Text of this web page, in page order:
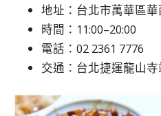
地址：台北市萬華區華
時間：11:00–20:00
電話： 02 2361 7776
交通：台北捷運龍山